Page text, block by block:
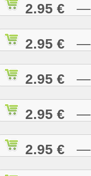
2.95 € —
2.95 € —
2.95 € —
2.95 € —
2.95 € —